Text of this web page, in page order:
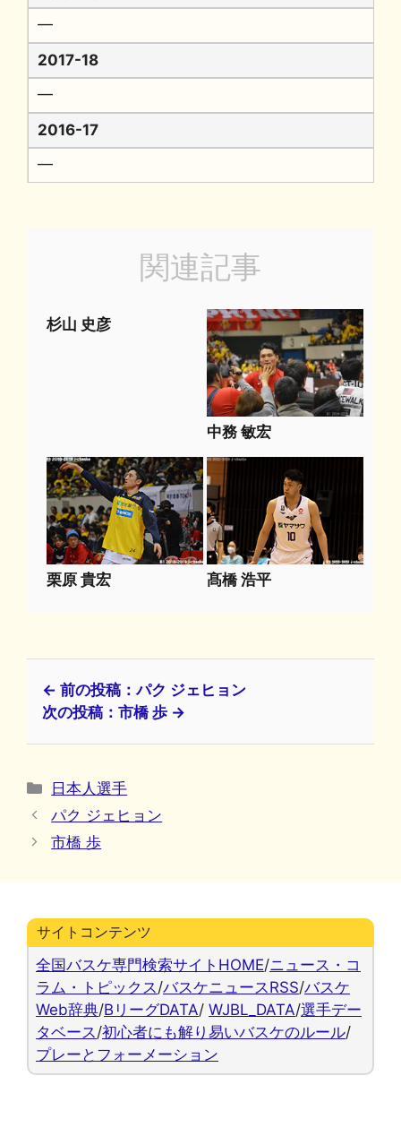
━
2017-18
━
2016-17
━
関連記事
杉山 史彦
中務 敏宏
栗原 貴宏 髙橋 浩平
← 前の投稿：パク ジェヒョン
次の投稿：市橋 歩 →
カ
テ
リ
日本人選手
パク ジェヒョン
市橋 歩
サイトコンテンツ
全国バスケ専門検索サイトHOME/ニュース・コ
ラム・トピックス /バスケニュースRSS/バスケ
Web辞典/BリーグDATA/ WJBL_DATA/選手デー
タベース /初心者にも解り易いバスケのルール/
プレーとフォーメーション